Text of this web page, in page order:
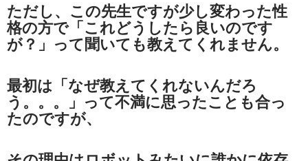
ただし、この先生ですが少し変わった性
格の方で「これどうしたら良いのです
が？」って聞いても教えてくれません。
最初は「なぜ教えてくれないんだろ
う。。。」って不満に思ったことも合っ
たのですが、